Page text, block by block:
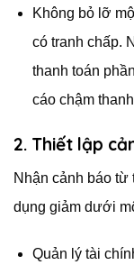
Không bỏ lỡ
có tranh chấp.
thanh toán
cáo chậm
2. Thiết lập
Nhận cảnh báo từ
dụng giảm dưới
Quản lý tài